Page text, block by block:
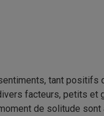
tant positifs
facteurs, petits et
de solitude sont